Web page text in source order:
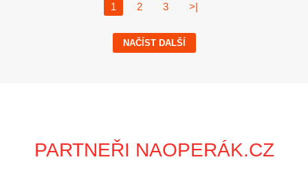
1
2 3 >|
NAČÍST DALŠÍ
PARTNEŘI NAOPERÁK.CZ